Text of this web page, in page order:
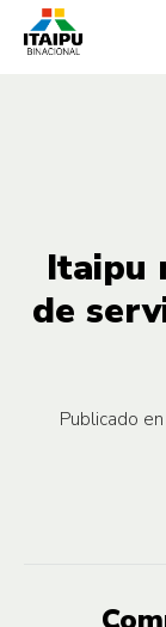
Itaipu
de
Publicado en